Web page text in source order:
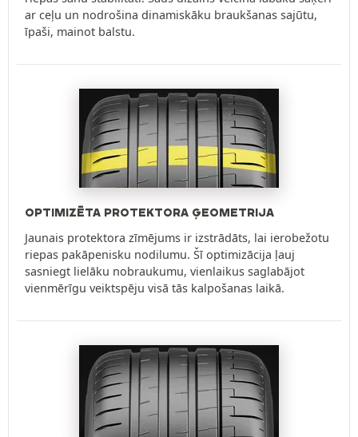
ar ceļu un nodrošina dinamiskāku braukšanas sajūtu,
īpaši, mainot balstu.
OPTIMIZĒTA PROTEKTORA ĢEOMETRIJA
Jaunais protektora zīmējums ir izstrādāts, lai ierobežotu
riepas pakāpenisku nodilumu. Šī optimizācija ļauj
sasniegt lielāku nobraukumu, vienlaikus saglabājot
vienmērīgu veiktspēju visā tās kalpošanas laikā.